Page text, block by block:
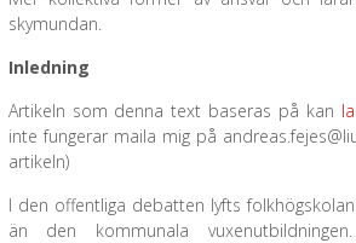
skymundan.
Inledning
Artikeln som denna text baseras på kan
inte fungerar maila mig på
artikeln)
I den offentliga debatten lyfts
än den kommunala